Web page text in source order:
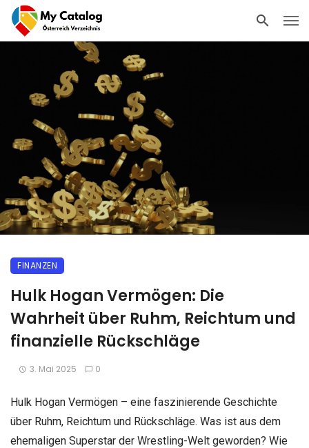
FINANZEN
Hulk Hogan Vermögen: Die
Wahrheit über Ruhm, Reichtum und
finanzielle Rückschläge
3. Mai 2025 0
Hulk Hogan Vermögen – eine faszinierende Geschichte
über Ruhm, Reichtum und Rückschläge. Was ist aus dem
ehemaligen Superstar der Wrestling-Welt geworden? Wie